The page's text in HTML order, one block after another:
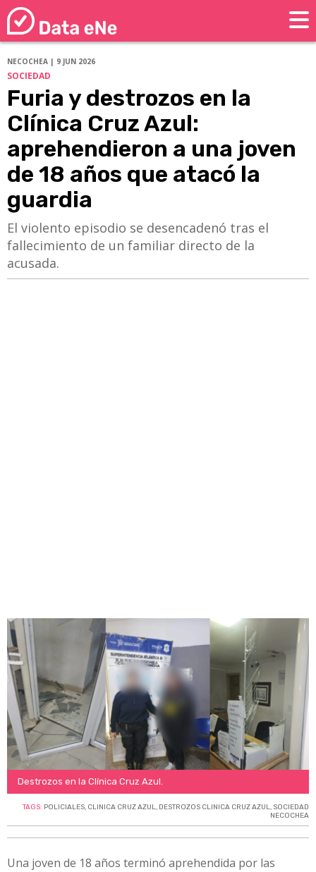
NECOCHEA | 9 JUN 2026
SOCIEDAD
Furia y destrozos en la
Clínica Cruz Azul:
aprehendieron a una joven
de 18 años que atacó la
guardia
​​​​​​​El violento episodio se desencadenó tras el
fallecimiento de un familiar directo de la
acusada.
Destrozos en la Clínica Cruz Azul.
TAGS: POLICIALES, CLINICA CRUZ AZUL, DESTROZOS CLINICA CRUZ AZUL, SOCIEDAD
NECOCHEA
Una joven de 18 años terminó aprehendida por las